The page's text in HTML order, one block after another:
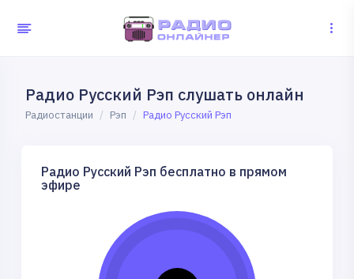
Радио Русский Рэп слушать онлайн
Радиостанции Рэп Радио Русский Рэп
Радио Русский Рэп бесплатно в прямом
эфире